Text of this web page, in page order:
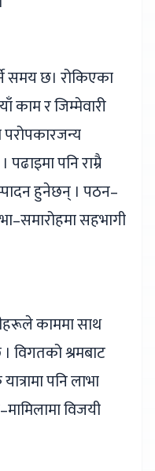
समय छ। रोकिएका
काम र जिम्मेवारी
परोपकारजन्य
पनि राम्रै
हुनेछन् । पठन–
सहभागी
काममा साथ
विगतको श्रमबाट
पनि लाभा
विजयी